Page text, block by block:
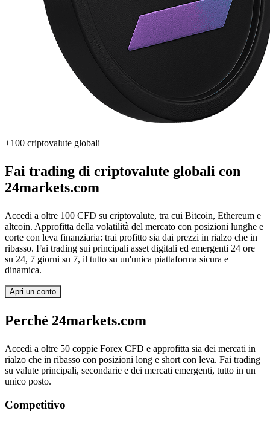
+100 criptovalute globali
Fai trading di criptovalute globali con
24markets.com
Accedi a oltre 100 CFD su criptovalute, tra cui Bitcoin, Ethereum e
altcoin. Approfitta della volatilità del mercato con posizioni lunghe e
corte con leva finanziaria: trai profitto sia dai prezzi in rialzo che in
ribasso. Fai trading sui principali asset digitali ed emergenti 24 ore
su 24, 7 giorni su 7, il tutto su un'unica piattaforma sicura e
dinamica.
Apri un conto
Perché 24markets.com
Accedi a oltre 50 coppie Forex CFD e approfitta sia dei mercati in
rialzo che in ribasso con posizioni long e short con leva. Fai trading
su valute principali, secondarie e dei mercati emergenti, tutto in un
unico posto.
Competitivo